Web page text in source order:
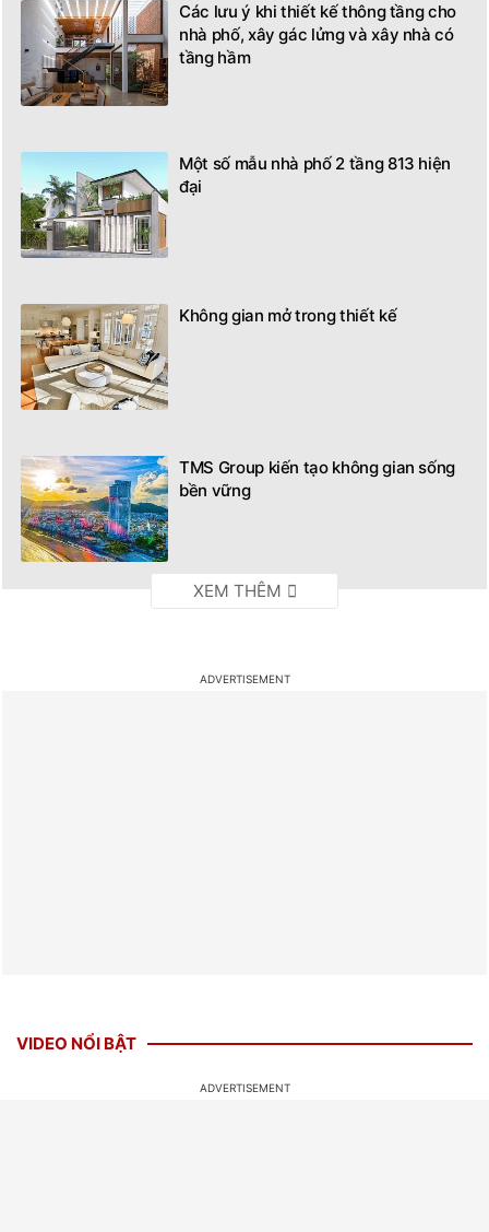
Các lưu ý khi thiết kế thông tầng cho
nhà phố, xây gác lửng và xây nhà có
tầng hầm
Một số mẫu nhà phố 2 tầng 813 hiện
đại
Không gian mở trong thiết kế
TMS Group kiến tạo không gian sống
bền vững
VIDEO NỔI BẬT